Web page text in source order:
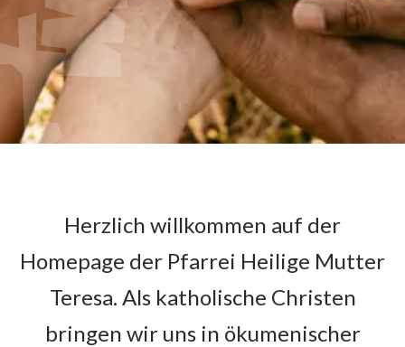
Herzlich willkommen auf der
Homepage der Pfarrei Heilige Mutter
Teresa. Als katholische Christen
bringen wir uns in ökumenischer